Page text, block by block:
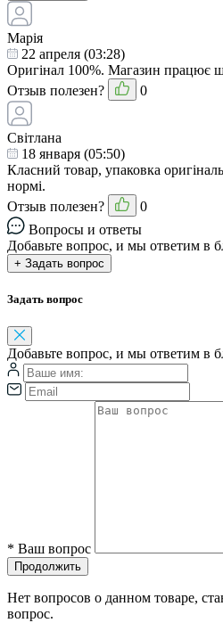
Марія
22 апреля (03:28)
Оригінал 100%. Магазин працює
Отзыв полезен?
0
Світлана
18 января (05:50)
Класний товар, упаковка
нормі.
Отзыв полезен?
0
Вопросы и ответы
Добавьте вопрос, и мы ответим в
+ Задать вопрос
Задать вопрос
Добавьте вопрос, и мы ответим в
* Ваш вопрос
Продолжить
Нет вопросов о данном товаре,
вопрос.